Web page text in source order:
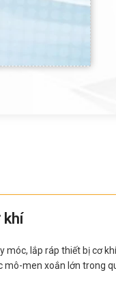
khí
lắp ráp thiết bị cơ
men xoắn lớn trong